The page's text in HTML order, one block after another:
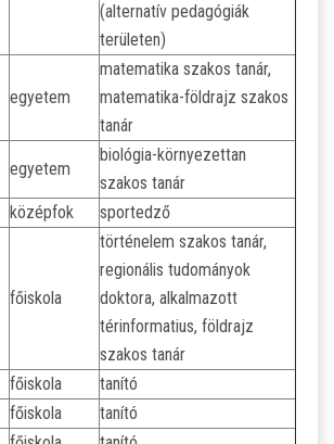
(alternatív pedagógiák
területen)
egyetem
matematika szakos tanár,
matematika-földrajz szakos
tanár
egyetem
biológia-környezettan
szakos tanár
középfok sportedző
főiskola
történelem szakos tanár,
regionális tudományok
doktora, alkalmazott
térinformatius, földrajz
szakos tanár
főiskola
tanító
főiskola
tanító